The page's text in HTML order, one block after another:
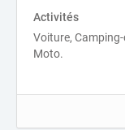
Activités
Voiture,
Moto.